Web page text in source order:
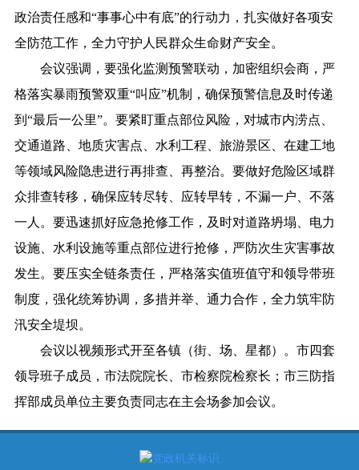
政治责任感和“事事心中有底”的行动力，扎实做好各项安
全防范工作，全力守护人民群众生命财产安全。
会议强调，要强化监测预警联动，加密组织会商，严
格落实暴雨预警双重“叫应”机制，确保预警信息及时传递
到“最后一公里”。要紧盯重点部位风险，对城市内涝点、
交通道路、地质灾害点、水利工程、旅游景区、在建工地
等领域风险隐患进行再排查、再整治。要做好危险区域群
众排查转移，确保应转尽转、应转早转，不漏一户、不落
一人。要迅速抓好应急抢修工作，及时对道路坍塌、电力
设施、水利设施等重点部位进行抢修，严防次生灾害事故
发生。要压实全链条责任，严格落实值班值守和领导带班
制度，强化统筹协调，多措并举、通力合作，全力筑牢防
汛安全堤坝。
会议以视频形式开至各镇（街、场、星都）。市四套
领导班子成员，市法院院长、市检察院检察长；市三防指
挥部成员单位主要负责同志在主会场参加会议。